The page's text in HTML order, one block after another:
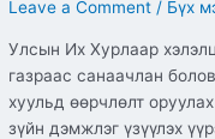
Leave a Comment / Бүх
Улсын Их Хурлаар
газраас санаачлан
хуульд өөрчлөлт
зүйн дэмжлэг үзүүлэх